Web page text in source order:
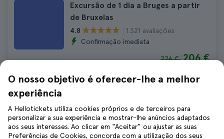
Excursão de 1 dia a Bruges a partir
de Bruxelas
4.8
1.321 avaliações
Confirmação imediata
226 € 206 €
Sem taxas escondidas
Excursão de 1 dia a Amesterdão
desde Bruxelas
4.7
1.146 avaliações
O nosso objetivo é oferecer-lhe a melhor
experiência
A Hellotickets utiliza cookies próprios e de terceiros para
personalizar a sua experiência e mostrar-lhe anúncios adaptados
aos seus interesses. Ao clicar em “Aceitar” ou ajustar as suas
Preferências de Cookies, concorda com a utilização dos seus